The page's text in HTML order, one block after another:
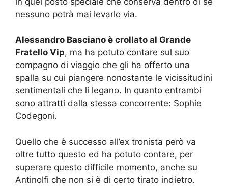
nessuno potrà mai levarlo via.
Alessandro Basciano è crollato al Grande
Fratello Vip, ma ha potuto contare sul suo
compagno di viaggio che gli ha offerto una
spalla su cui piangere nonostante le vicissitudini
sentimentali che li legano. In quanto entrambi
sono attratti dalla stessa concorrente: Sophie
Codegoni.
Quello che è successo all’ex tronista però va
oltre tutto questo ed ha potuto contare, per
superare questo difficile momento, anche su
Antinolfi che non si è di certo tirato indietro.